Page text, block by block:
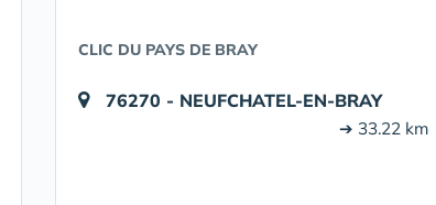
CLIC DU PAYS DE BRAY
76270 - NEUFCHATEL-EN-BRAY
➔ 33.22 km